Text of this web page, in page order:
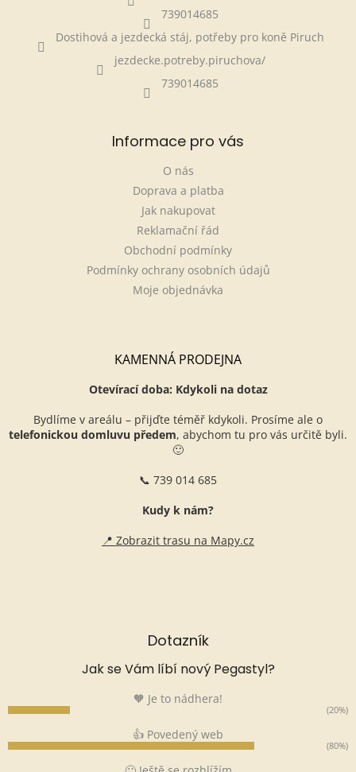
739014685
Dostihová a jezdecká stáj, potřeby pro koně Piruch
jezdecke.potreby.piruchova/
739014685
Informace pro vás
O nás
Doprava a platba
Jak nakupovat
Reklamační řád
Obchodní podmínky
Podmínky ochrany osobních údajů
Moje objednávka
KAMENNÁ PRODEJNA
Otevírací doba: Kdykoli na dotaz
Bydlíme v areálu – přijďte téměř kdykoli. Prosíme ale o
telefonickou domluvu předem, abychom tu pro vás určitě byli.
🙂
📞 739 014 685
Kudy k nám?
📍 Zobrazit trasu na Mapy.cz
Dotazník
Jak se Vám líbí nový Pegastyl?
🧡 Je to nádhera!
(20%)
👍 Povedený web
(80%)